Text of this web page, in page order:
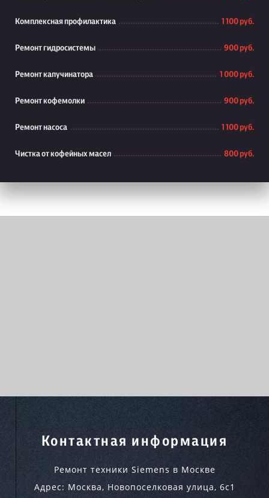
Комплексная профилактика 1 100 руб.
Ремонт гидросистемы 900 руб.
Ремонт капучинатора 1 000 руб.
Ремонт кофемолки 900 руб.
Ремонт насоса 1 100 руб.
Чистка от кофейных масел 800 руб.
Контактная информация
Ремонт техники Siemens в Москве
Адрес: Москва, Новопоселковая улица, 6с1